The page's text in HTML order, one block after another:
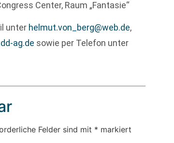
Center, Raum „Fantasie“
unter helmut.von_berg@web.de,
ag.de sowie per Telefon unter
Felder sind mit * markiert